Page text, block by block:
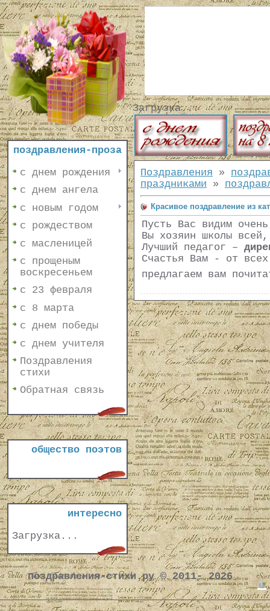
поздравления-проза
с днем рождения
с днем ангела
с новым годом
с рождеством
с масленицей
с прощеным
воскресеньем
с 23 февраля
с 8 марта
с днем победы
с днем учителя
Поздравления
стихи
Обратная связь
общество поэтов
интересно
Загрузка...
Загрузка...
Поздравления »
праздниками »
Красивое поздравление из
Пусть Вас видим
Вы хозяин школы всей,
Лучший педагог –
Счастья Вам - от
предлагаем вам
поздравления-стихи.ру © 2011- 2026